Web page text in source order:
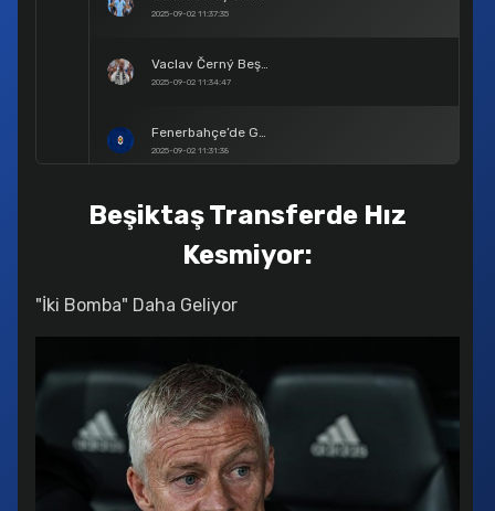
Beşiktaş Transferde Hız
Kesmiyor:
"İki Bomba" Daha Geliyor
2025-09-02 11:37:35
2025-09-02 11:34:47
2025-09-02 11:31:38
2025-08-29 18:53:38
Kerem Aktürkoğlu Fenerbahçe’de
Samsunspor’un Konferans Ligi Grup Aşamasındaki Rakipleri Belli Oldu!
Benfica Yenilgisi Fenerbahçe’ye Ağır Geldi: "7 Oyuncu Satılık Listesinde"
2025-08-29 18:41:34
2025-08-29 18:39:29